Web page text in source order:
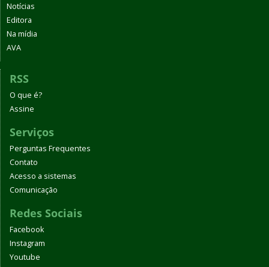
Notícias
Editora
Na mídia
AVA
RSS
O que é?
Assine
Serviços
Perguntas Frequentes
Contato
Acesso a sistemas
Comunicação
Redes Sociais
Facebook
Instagram
Youtube